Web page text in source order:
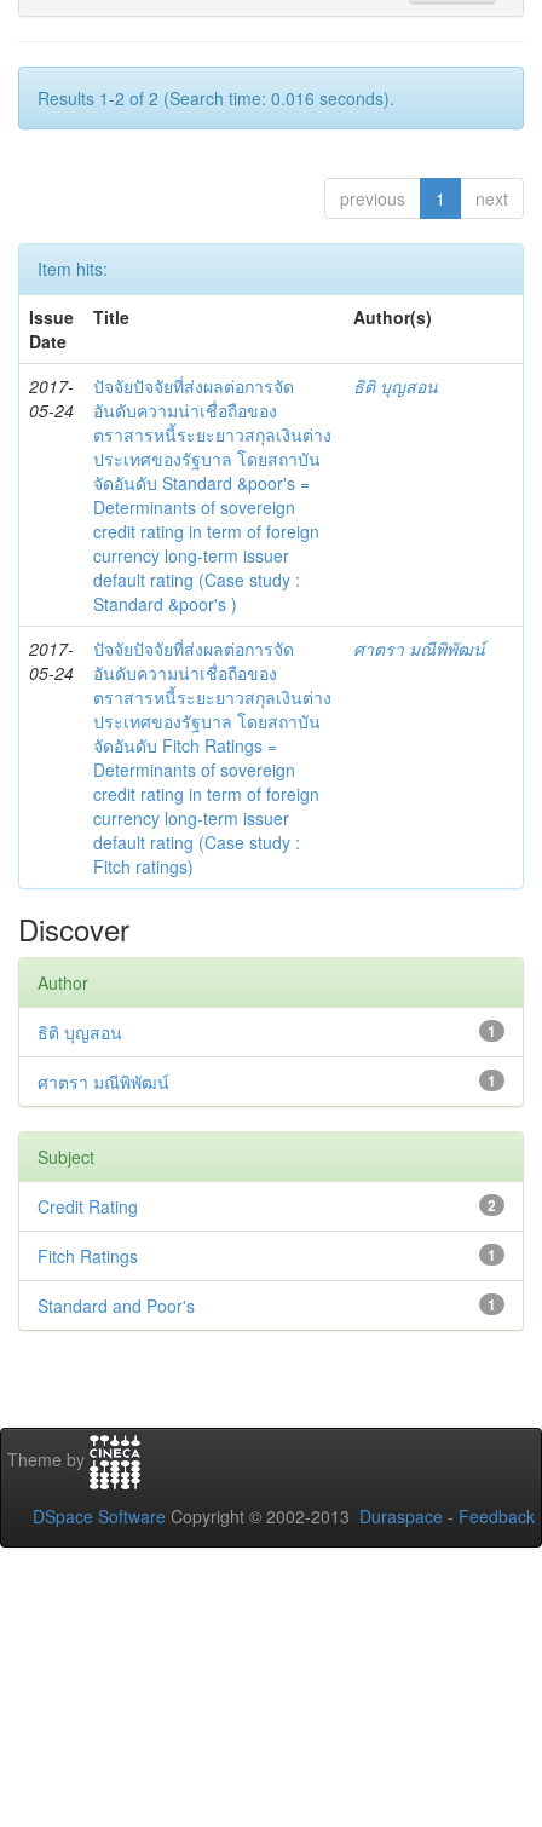
Results 1-2 of 2 (Search time: 0.016 seconds).
previous 1 next
Item hits:
Issue
Date
Title Author(s)
2017-
05-24
ปัจจัยปัจจัยที่ส่งผลต่อการจัด
อันดับความน่าเชื่อถือของ
ตราสารหนี้ระยะยาวสกุลเงินต่าง
ประเทศของรัฐบาล โดยสถาบัน
จัดอันดับ Standard &poor's =
Determinants of sovereign
credit rating in term of foreign
currency long-term issuer
default rating (Case study :
Standard &poor's )
ธิติ บุญสอน
2017-
05-24
ปัจจัยปัจจัยที่ส่งผลต่อการจัด
อันดับความน่าเชื่อถือของ
ตราสารหนี้ระยะยาวสกุลเงินต่าง
ประเทศของรัฐบาล โดยสถาบัน
จัดอันดับ Fitch Ratings =
Determinants of sovereign
credit rating in term of foreign
currency long-term issuer
default rating (Case study :
Fitch ratings)
ศาตรา มณีพิพัฒน์
Discover
Author
1
ธิติ บุญสอน
1
ศาตรา มณีพิพัฒน์
Subject
2
Credit Rating
1
Fitch Ratings
1
Standard and Poor's
Theme by
DSpace Software Copyright © 2002-2013 Duraspace - Feedback